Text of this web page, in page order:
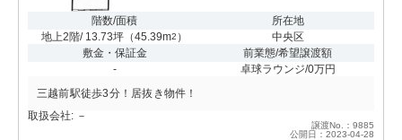
階数/面積
地上2階/ 13.73坪 （45.39m2 ）
所在地
中央区
敷金・保証金
-
前業態/希望譲渡額
卓球ラウンジ/0万円
三越前駅徒歩3分！居抜き物件！
取扱会社: －
譲渡No.：9885
公開日：2023-04-28